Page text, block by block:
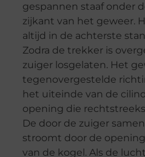
gespannen staaf onder
zijkant van het geweer.
altijd in de achterste
Zodra de trekker is
zuiger losgelaten. Het
tegenovergestelde
het uiteinde van de
opening die
De door de zuiger
stroomt door de
van de kogel. Als de